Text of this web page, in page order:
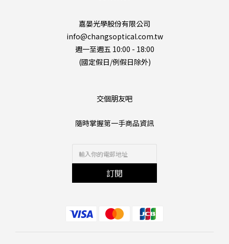
嘉晏光學股份有限公司
info@changsoptical.com.tw
週一至週五 10:00 - 18:00
(國定假日/例假日除外)
交個朋友吧
隨時掌握第一手商品資訊
訂閱